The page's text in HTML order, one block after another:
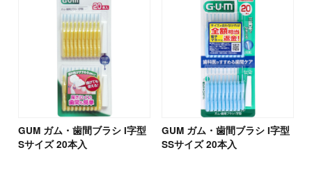
GUM ガム・歯間ブラシ I字型
Sサイズ 20本入
GUM ガム・歯間ブラシ I字型
SSサイズ 20本入